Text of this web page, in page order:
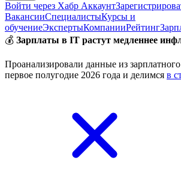
Войти через Хабр Аккаунт
ВакансииСпециалистыКурсы и
обучениеЭкспертыКомпанииРейтинг
💰 Зарплаты в IT растут медленнее
Проанализировали данные из зарплатного
первое полугодие 2026 года и делимся в